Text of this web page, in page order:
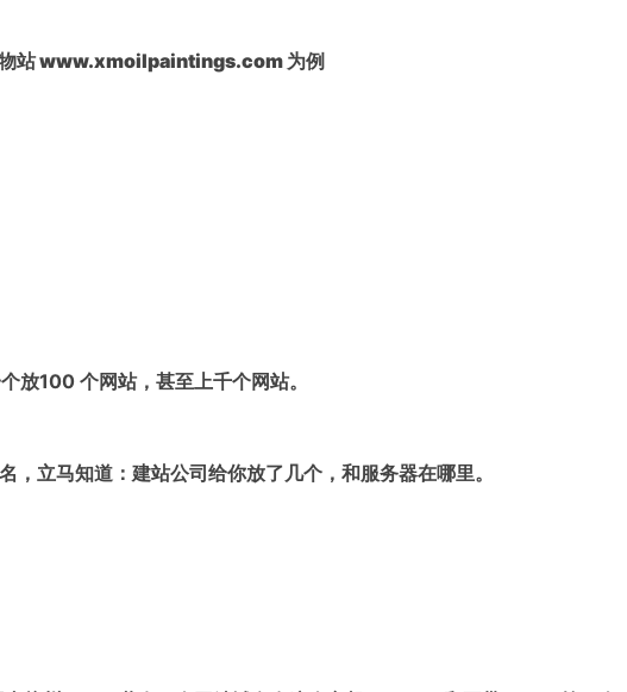
物站 www.xmoilpaintings.com 为例
放100 个网站，甚至上千个网站。
，立马知道：建站公司给你放了几个，和服务器在哪里。